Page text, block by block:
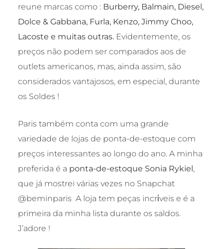
reune marcas como : Burberry, Balmain, Diesel,
Dolce & Gabbana, Furla, Kenzo, Jimmy Choo,
Lacoste e muitas outras. Evidentemente, os
preços não podem ser comparados aos de
outlets americanos, mas, ainda assim, são
considerados vantajosos, em especial, durante
os Soldes !
Paris também conta com uma grande
variedade de lojas de ponta-de-estoque com
preços interessantes ao longo do ano. A minha
preferida é a ponta-de-estoque Sonia Rykiel,
que já mostrei várias vezes no Snapchat
@beminparis A loja tem peças incrίveis e é a
primeira da minha lista durante os saldos.
J’adore !